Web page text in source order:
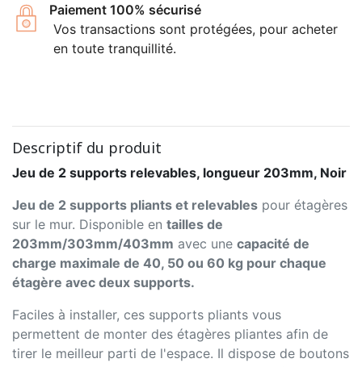
Paiement 100% sécurisé
Vos transactions sont protégées, pour acheter
en toute tranquillité.
Descriptif du produit
Jeu de 2 supports relevables, longueur 203mm, Noir
Jeu de 2 supports pliants et relevables pour étagères
sur le mur. Disponible en tailles de
203mm/303mm/403mm avec une capacité de
charge maximale de 40, 50 ou 60 kg pour chaque
étagère avec deux supports.
Faciles à installer, ces supports pliants vous
permettent de monter des étagères pliantes afin de
tirer le meilleur parti de l'espace. Il dispose de boutons